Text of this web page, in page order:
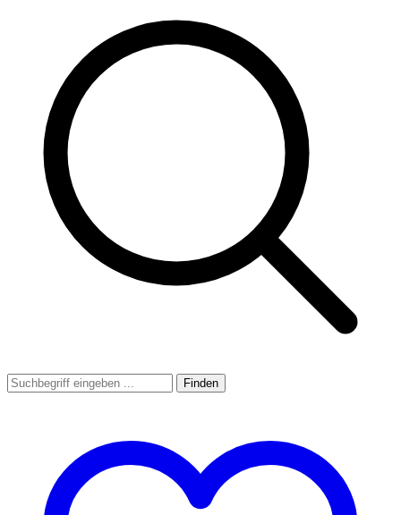
Finden